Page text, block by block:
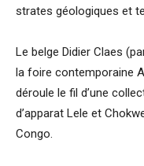
strates géologiques et
Le belge Didier Claes
la foire contemporaine
déroule le fil d’une
d’apparat Lele et
Congo.